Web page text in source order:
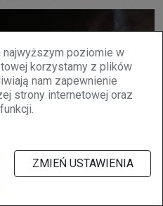
najwyższym poziomie w
korzystamy z plików
nam zapewnienie
strony internetowej oraz
ZMIEŃ USTAWIENIA